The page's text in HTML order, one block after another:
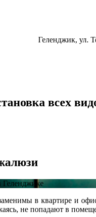
Геленджик, ул.
всех
в квартире и
не попадают в